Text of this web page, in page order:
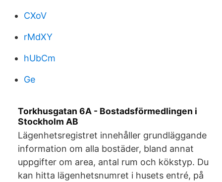
CXoV
rMdXY
hUbCm
Ge
Torkhusgatan 6A - Bostadsförmedlingen i
Stockholm AB
Lägenhetsregistret innehåller grundläggande
information om alla bostäder, bland annat
uppgifter om area, antal rum och kökstyp. Du
kan hitta lägenhetsnumret i husets entré, på